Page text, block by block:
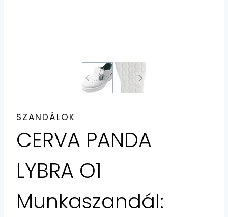
SZANDÁLOK
CERVA PANDA
LYBRA O1
Munkaszandál: